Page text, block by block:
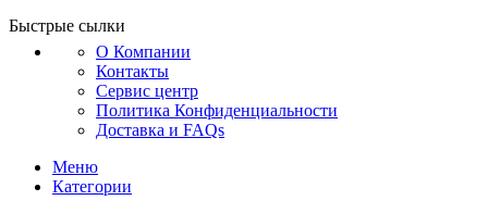
Быстрые сылки
О Компании
Контакты
Сервис центр
Политика Конфиденциальности
Доставка и FAQs
Меню
Категории